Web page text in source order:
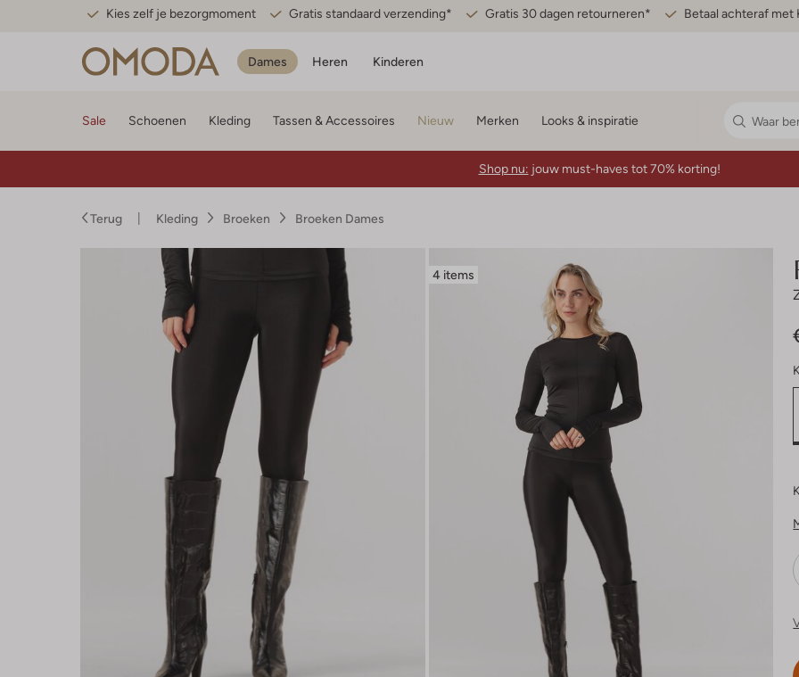
Kies zelf je bezorgmoment Gratis standaard verzending* Gratis 30 dagen retourneren* Betaal achteraf met
Dames Heren Kinderen
Sale Schoenen Kleding Tassen & Accessoires Nieuw Merken Looks & inspiratie
Shop nu: jouw must-haves tot 70% korting!
Terug Kleding Broeken Broeken Dames
4 items